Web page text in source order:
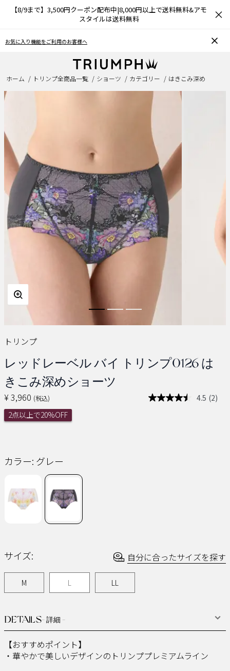
【8/9まで】3,500円クーポン配布中|8,000円以上で送料無料&アモ
スタイルは送料無料
×
お気に入り機能をご利用のお客様へ
ホーム トリンプ全商品一覧 ショーツ カテゴリー はきこみ深め
DETAILS- 詳細 -
【おすすめポイント】
・華やかで美しいデザインのトリンププレミアムライン
トリンプ
レッドレーベル バイ トリンプ0126 は
きこみ深めショーツ
¥ 3,960 (税込) 4.5 レ
(2)
2点以上で20%OFF
カラー: グレー
サイズ: 自分に合ったサイズを探す
M L LL